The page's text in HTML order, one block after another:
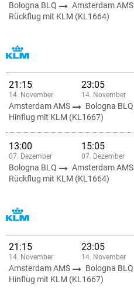
Bologna BLQ
Amsterdam AMS
Rückflug mit KLM (KL1664)
21:15
14. November
23:05
14. November
Amsterdam AMS
Bologna BLQ
Hinflug mit KLM (KL1667)
13:00
07. Dezember
15:05
07. Dezember
Bologna BLQ
Amsterdam AMS
Rückflug mit KLM (KL1664)
21:15
14. November
23:05
14. November
Amsterdam AMS
Bologna BLQ
Hinflug mit KLM (KL1667)